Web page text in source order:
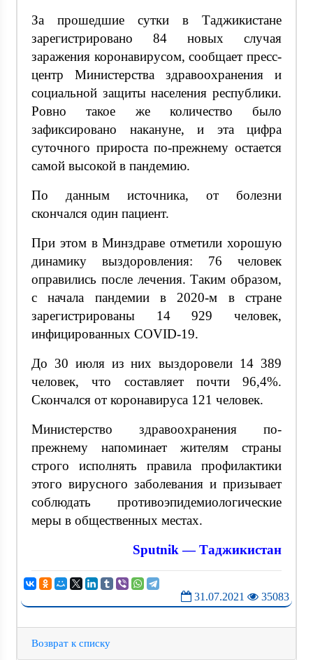
За прошедшие сутки в Таджикистане
зарегистрировано 84 новых случая
заражения коронавирусом, сообщает пресс-
центр Министерства здравоохранения и
социальной защиты населения республики.
Ровно такое же количество было
зафиксировано накануне, и эта цифра
суточного прироста по-прежнему остается
самой высокой в пандемию.
По данным источника, от болезни
скончался один пациент.
При этом в Минздраве отметили хорошую
динамику выздоровления: 76 человек
оправились после лечения. Таким образом,
с начала пандемии в 2020-м в стране
зарегистрированы 14 929 человек,
инфицированных COVID-19.
До 30 июля из них выздоровели 14 389
человек, что составляет почти 96,4%.
Скончался от коронавируса 121 человек.
Министерство здравоохранения по-
прежнему напоминает жителям страны
строго исполнять правила профилактики
этого вирусного заболевания и призывает
соблюдать противоэпидемиологические
меры в общественных местах.
Sputnik — Таджикистан
31.07.2021 35083
Возврат к списку